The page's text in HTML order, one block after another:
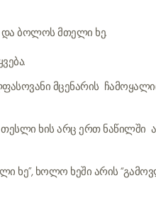
და ბოლოს მთელი ხე.
მცენარის
თესლი ხის არც ერთ ნაწილში
ხე”, ხოლო ხეში არის